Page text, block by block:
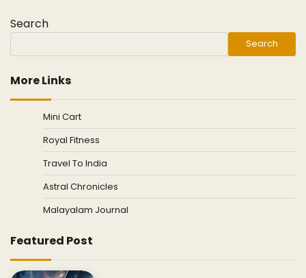
Search
Search
More Links
Mini Cart
Royal Fitness
Travel To India
Astral Chronicles
Malayalam Journal
Featured Post